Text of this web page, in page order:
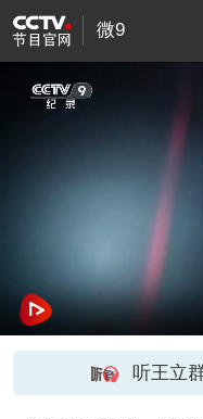
微9
听王立